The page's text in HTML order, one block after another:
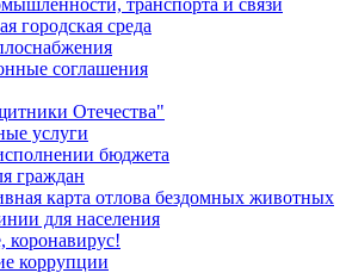
транспорта и связи
городская среда
соглашения
Отечества"
услуги
бюджета
граждан
карта отлова бездомных животных
для населения
коронавирус!
коррупции